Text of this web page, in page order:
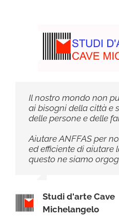
Il nostro mondo non
ai bisogni della città e
delle persone e delle
Aiutare ANFFAS per
ed efficiente di aiutare
questo ne siamo
Studi d'arte Cave
Michelangelo